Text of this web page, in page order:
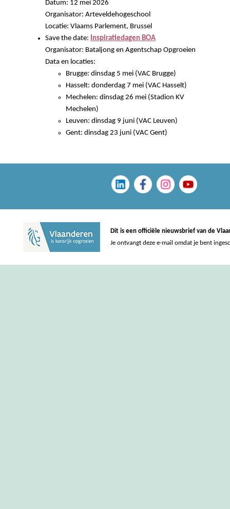
Datum: 12 mei 2026
Organisator: Arteveldehogeschool
Locatie: Vlaams Parlement, Brussel
Save the date: Inspiratiedagen BOA
Organisator: Bataljong en Agentschap Opgroeien
Data en locaties:
Brugge: dinsdag 5 mei (VAC Brugge)
Hasselt: donderdag 7 mei (VAC Hasselt)
Mechelen: dinsdag 26 mei (Stadion KV
Mechelen)
Leuven: dinsdag 9 juni (VAC Leuven)
Gent: dinsdag 23 juni (VAC Gent)
Dit is een officiële nieuwsbrief van de
Je ontvangt deze e-mail omdat je bent